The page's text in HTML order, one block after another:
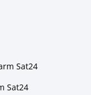
Sat24
Sat24